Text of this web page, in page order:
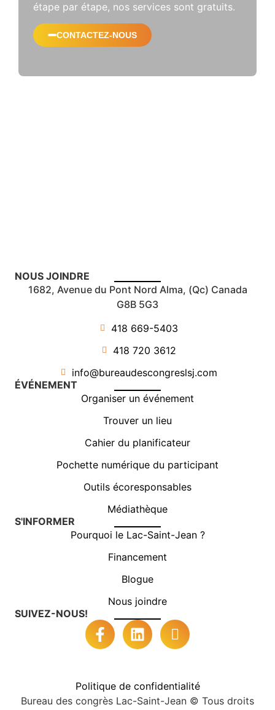
étape par étape, nos services sont gratuits.
CONTACTEZ-NOUS
NOUS JOINDRE
1682, Avenue du Pont Nord Alma, (Qc) Canada
G8B 5G3
418 669-5403
418 720 3612
info@bureaudescongreslsj.com
ÉVÉNEMENT
Organiser un événement
Trouver un lieu
Cahier du planificateur
Pochette numérique du participant
Outils écoresponsables
Médiathèque
S'INFORMER
Pourquoi le Lac-Saint-Jean ?
Financement
Blogue
Nous joindre
SUIVEZ-NOUS!
Bureau des congrès Lac-Saint-Jean © Tous droits
Politique de confidentialité